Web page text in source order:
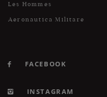
Les Hommes
Aeronautica Militare
FACEBOOK
INSTAGRAM